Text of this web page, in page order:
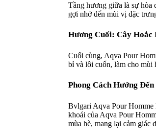
Tầng hương giữa là sự hòa
gợi nhớ đến mùi vị đặc
Hương Cuối: Cây Hoắc
Cuối cùng, Aqva Pour
bỉ và lôi cuốn, làm cho mùi
Phong Cách Hướng Đến
Bvlgari Aqva Pour Homme
khoái của Aqva Pour
mùa hè, mang lại cảm giác